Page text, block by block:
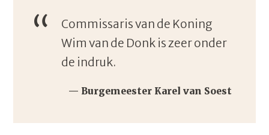
Commissaris van de Koning
Wim van de Donk is zeer onder
de indruk.
Burgemeester Karel van Soest